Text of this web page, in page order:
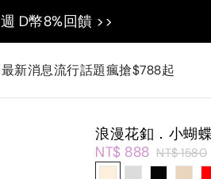
D幣8%回饋 >>
最新消息流行話題瘋搶$788起
浪漫花釦．小蝴
NT$ 888 NT$ 1580